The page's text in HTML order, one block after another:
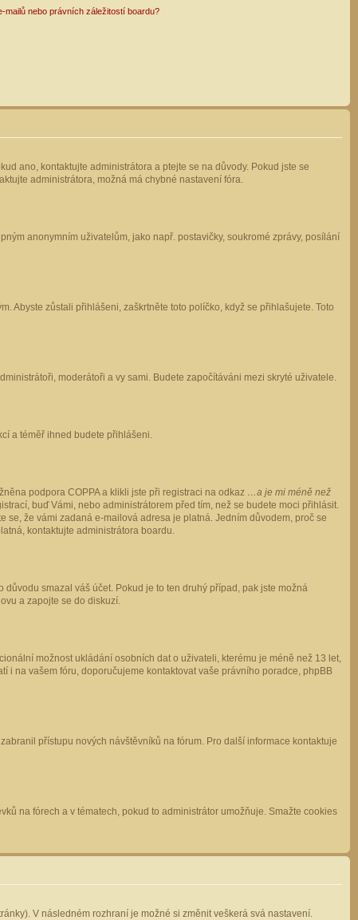
mailů nebo právních záležitostí boardu?
ano, kontaktujte administrátora a ptejte se na důvody. Pokud jste se
administrátora, možná má chybné nastavení fóra.
anonymním uživatelům, jako např. postavičky, soukromé zprávy, posílání
Abyste zůstali přihlášeni, zaškrtněte toto políčko, když se přihlašujete. Toto
moderátoři a vy sami. Budete započítáváni mezi skryté uživatele.
a téměř ihned budete přihlášeni.
podpora COPPA a klikli jste při registraci na odkaz …a je mi méně než
buď Vámi, nebo administrátorem před tím, než se budete moci přihlásit.
se, že vámi zadaná e-mailová adresa je platná. Jedním důvodem, proč se
kontaktujte administrátora boardu.
smazal váš účet. Pokud je to ten druhý případ, pak jste možná
a zapojte se do diskuzí.
možnost ukládání osobních dat o uživateli, kterému je méně než 13 let,
i na vašem fóru, doporučujeme kontaktovat vaše právního poradce, phpBB
přístupu nových návštěvníků na fórum. Pro další informace kontaktuje
na fórech a v tématech, pokud to administrátor umožňuje. Smažte cookies
V následném rozhraní je možné si změnit veškerá svá nastavení.